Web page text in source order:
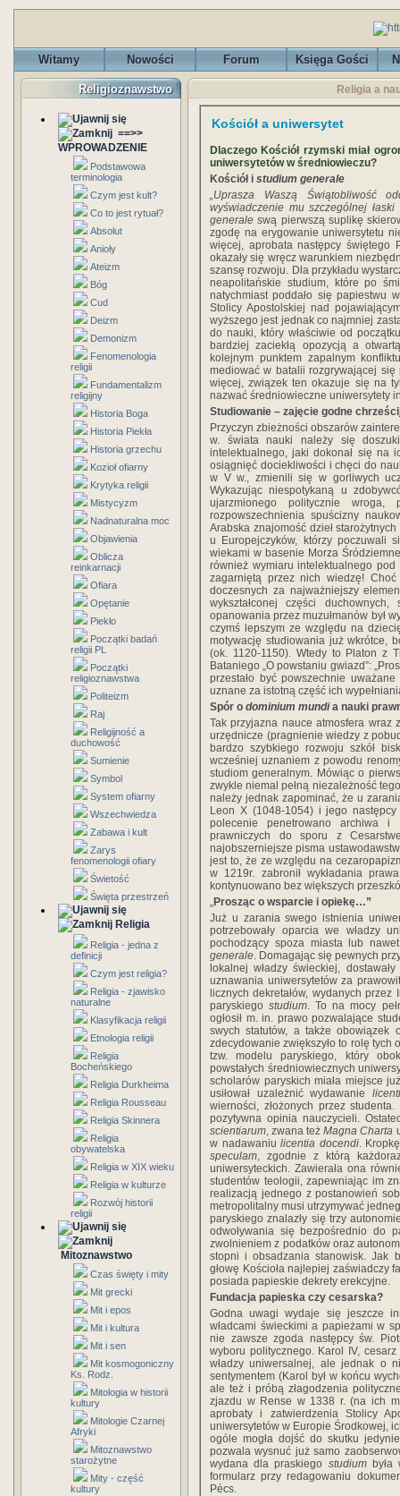
Witamy Nowości Forum Księga Gości
Religioznawstwo
==>>
WPROWADZENIE
Podstawowa
terminologia
Czym jest kult?
Co to jest rytuał?
Absolut
Anioły
Ateizm
Bóg
Cud
Deizm
Demonizm
Fenomenologia
religii
Fundamentalizm
religijny
Historia Boga
Historia Piekła
Historia grzechu
Kozioł ofiarny
Krytyka religii
Mistycyzm
Nadnaturalna moc
Objawienia
Oblicza
reinkarnacji
Ofiara
Opętanie
Piekło
Początki badań
religii PL
Początki
religioznawstwa
Politeizm
Raj
Religijność a
duchowość
Sumienie
Symbol
System ofiarny
Wszechwiedza
Zabawa i kult
Zarys
fenomenologii ofiary
Świetość
Święta przestrzeń
Religia
Religia - jedna z
definicji
Czym jest religia?
Religia - zjawisko
naturalne
Klasyfikacja religii
Etnologia religii
Religia
Bocheńskiego
Religia Durkheima
Religia Rousseau
Religia Skinnera
Religia
obywatelska
Religia w XIX wieku
Religia w kulturze
Rozwój historii
religii
Mitoznawstwo
Czas święty i mity
Mit grecki
Mit i epos
Mit i kultura
Mit i sen
Mit kosmogoniczny
Ks. Rodz.
Mitologia w historii
kultury
Mitologie Czarnej
Afryki
Mitoznawstwo
starożytne
Mity - część
kultury
Religia a
Kościół a uniwersytet
Dlaczego Kościół rzymski miał
uniwersytetów w średniowieczu?
Kościół i studium generale
„Uprasza Waszą Świątobliwość
wyświadczenie mu szczególnej łaski
generale swą pierwszą suplikę
zgodę na erygowanie uniwersytetu
więcej, aprobata następcy świętego
okazały się wręcz warunkiem
szansę rozwoju. Dla przykładu
neapolitańskie studium, które po
natychmiast poddało się papiestwu
Stolicy Apostolskiej nad
wyższego jest jednak co najmniej
do nauki, który właściwie od
bardziej zaciekłą opozycją a
kolejnym punktem zapalnym
mediować w batalii rozgrywającej się
więcej, związek ten okazuje się na
nazwać średniowieczne uniwersytety
Studiowanie – zajęcie godne
Przyczyn zbieżności obszarów
w. świata nauki należy się
intelektualnego, jaki dokonał się na
osiągnięć dociekliwości i chęci do
w V w., zmienili się w gorliwych
Wykazując niespotykaną u
ujarzmionego politycznie
rozpowszechnienia spuścizny
Arabska znajomość dzieł
u Europejczyków, którzy poczuwali
wiekami w basenie Morza
również wymiaru intelektualnego
zagarniętą przez nich wiedzę!
doczesnych za najważniejszy
wykształconej części
opanowania przez muzułmanów był
czymś lepszym ze względu na
motywację studiowania już wkrótce,
(ok. 1120-1150). Wtedy to Platon z
Bataniego „O powstaniu gwiazd”:
przestało być powszechnie
uznane za istotną część ich
Spór o dominium mundia nauki
Tak przyjazna nauce atmosfera wraz
urzędnicze (pragnienie wiedzy z
bardzo szybkiego rozwoju szkół
wcześniej uznaniem z powodu
studiom generalnym. Mówiąc o
zwykle niemal pełną niezależność
należy jednak zapominać, że u
Leon X (1048-1054) i jego
polecenie penetrowano archiwa i
prawniczych do sporu z
najobszerniejsze pisma
jest to, że ze względu na
w 1219r. zabronił wykładania
kontynuowano bez większych
„Prosząc o wsparcie i opiekę…”
Już u zarania swego istnienia
potrzebowały oparcia we władzy
pochodzący spoza miasta lub
generale. Domagając się pewnych
lokalnej władzy świeckiej,
uznawania uniwersytetów za
licznych dekretałów, wydanych
paryskiegostudium. To na mocy
ogłosił m. in. prawo pozwalające
swych statutów, a także obowiązek
zdecydowanie zwiększyło to rolę tych
tzw. modelu paryskiego, który
powstałych średniowiecznych
scholarów paryskich miała miejsce
usiłował uzależnić wydawanie
wierności, złożonych przez
pozytywna opinia nauczycieli.
scientiarum, zwana teżMagna Charta
w nadawaniulicentia docendi.
speculam, zgodnie z którą
uniwersyteckich. Zawierała ona
studentów teologii, zapewniając im
realizacją jednego z postanowień
metropolitalny musi utrzymywać
paryskiego znalazły się trzy
odwoływania się bezpośrednio do
zwolnieniem z podatków oraz
stopni i obsadzania stanowisk. Jak
głowę Kościoła najlepiej zaświadczy
posiada papieskie dekrety erekcyjne.
Fundacja papieska czy cesarska?
Godna uwagi wydaje się jeszcze
władcami świeckimi a papieżami w
nie zawsze zgoda następcy św.
wyboru politycznego. Karol IV,
władzy uniwersalnej, ale jednak o
sentymentem (Karol był w końcu
ale też i próbą złagodzenia
zjazdu w Rense w 1338 r. (na ich
aprobaty i zatwierdzenia Stolicy
uniwersytetów w Europie Środkowej,
ogóle mogła dojść do skutku
pozwala wysnuć już samo
wydana dla praskiego studiumbyła
formularz przy redagowaniu
Pécs.